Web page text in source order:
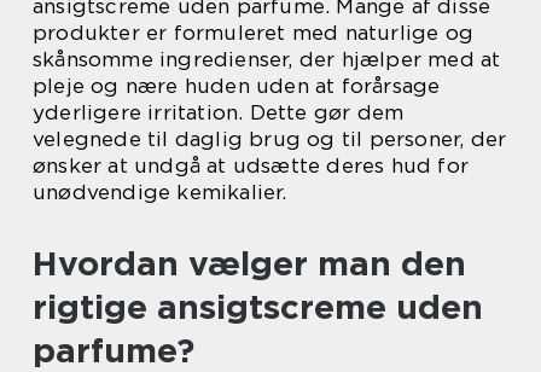
ansigtscreme uden parfume. Mange af disse
produkter er formuleret med naturlige og
skånsomme ingredienser, der hjælper med at
pleje og nære huden uden at forårsage
yderligere irritation. Dette gør dem
velegnede til daglig brug og til personer, der
ønsker at undgå at udsætte deres hud for
unødvendige kemikalier.
Hvordan vælger man den
rigtige ansigtscreme uden
parfume?